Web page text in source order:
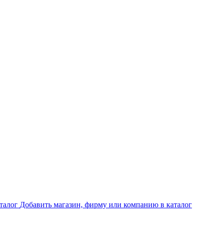
Добавить магазин, фирму или компанию в каталог